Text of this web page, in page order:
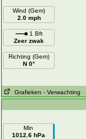
Wind (Gem)
2.0 mph
1 Bft
Zeer zwak
Richting (Gem)
N 0°
Grafieken - Verwachting
Min
1012.6 hPa